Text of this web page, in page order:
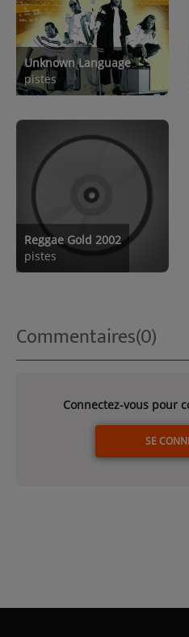
Unknown Language
pistes
Reggae Gold 2002
pistes
Commentaires(0)
Connectez-vous pour
SE